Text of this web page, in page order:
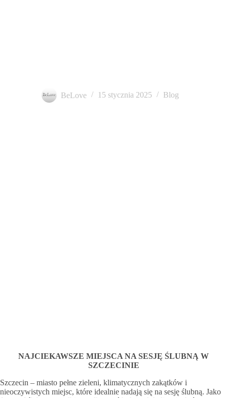
BeLove 15 stycznia 2025 Blog
NAJCIEKAWSZE MIEJSCA NA SESJĘ ŚLUBNĄ W
SZCZECINIE
Szczecin – miasto pełne zieleni, klimatycznych zakątków i
nieoczywistych miejsc, które idealnie nadają się na sesję ślubną. Jako